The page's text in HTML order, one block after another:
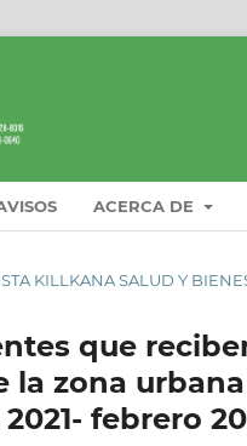
ACERCA DE
KILLKANA SALUD Y
que
la zona
febrero